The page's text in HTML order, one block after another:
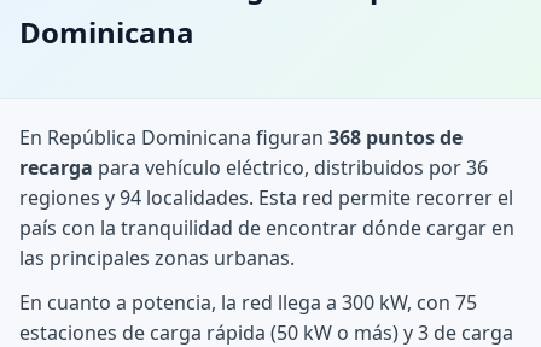
Dominicana
En República Dominicana figuran 368 puntos de
recarga para vehículo eléctrico, distribuidos por 36
regiones y 94 localidades. Esta red permite recorrer el
país con la tranquilidad de encontrar dónde cargar en
las principales zonas urbanas.
En cuanto a potencia, la red llega a 300 kW, con 75
estaciones de carga rápida (50 kW o más) y 3 de carga